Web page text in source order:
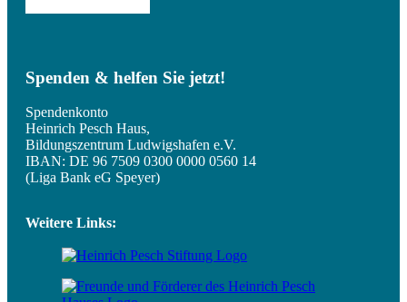
Spenden & helfen Sie jetzt!
Spendenkonto
Heinrich Pesch Haus,
Bildungszentrum Ludwigshafen e.V.
IBAN: DE 96 7509 0300 0000 0560 14
(Liga Bank eG Speyer)
Weitere Links: